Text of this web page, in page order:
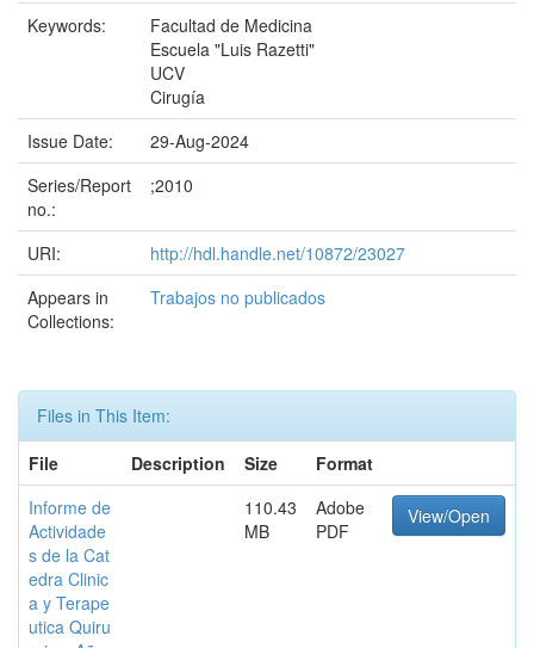
Keywords:
Facultad de Medicina
Escuela "Luis Razetti"
UCV
Cirugía
Issue Date:
29-Aug-2024
Series/Report
no.:
;2010
URI:
http://hdl.handle.net/10872/23027
Appears in
Collections:
Trabajos no publicados
Files in This Item:
File
Description Size
Format
Informe de
Actividade
s de la Cat
edra Clinic
a y Terape
utica Quiru
110.43
MB
Adobe
PDF
View/Open